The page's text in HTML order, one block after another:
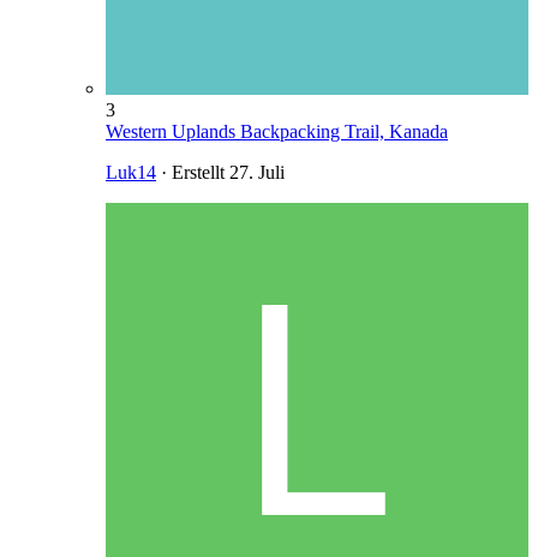
3
Western Uplands Backpacking Trail, Kanada
Luk14 · Erstellt27. Juli